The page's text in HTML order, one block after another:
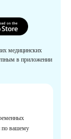
медицинских
в приложении
по вашему